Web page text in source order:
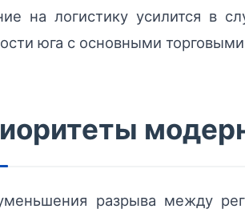
на логистику усилится в
юга с основными
разрыва между